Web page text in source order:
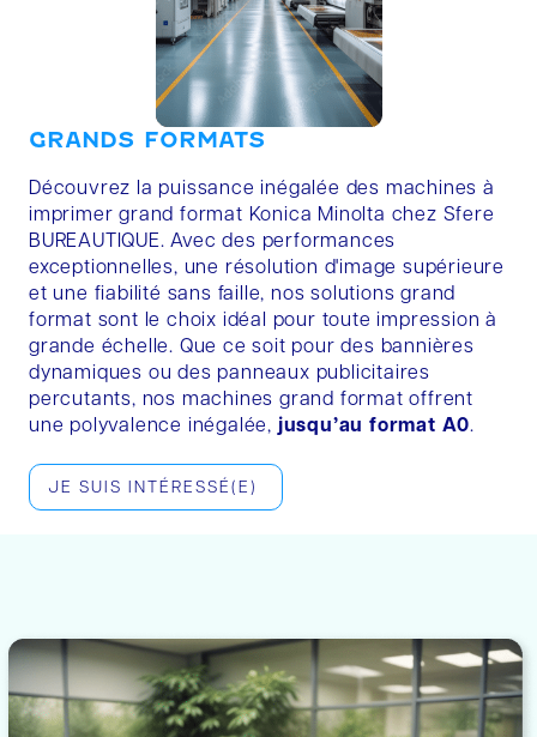
GRANDS FORMATS
Découvrez la puissance inégalée des machines à
imprimer grand format Konica Minolta chez Sfere
BUREAUTIQUE. Avec des performances
exceptionnelles, une résolution d'image supérieure
et une fiabilité sans faille, nos solutions grand
format sont le choix idéal pour toute impression à
grande échelle. Que ce soit pour des bannières
dynamiques ou des panneaux publicitaires
percutants, nos machines grand format offrent
une polyvalence inégalée, jusqu’au format A0.
JE SUIS INTÉRESSÉ(E)